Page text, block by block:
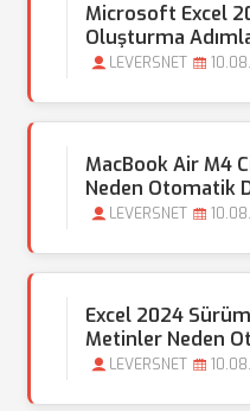
Microsoft Excel
Oluşturma
LEVERSNET
MacBook Air M4
Neden Otomatik
LEVERSNET
Excel 2024
Metinler Neden
LEVERSNET